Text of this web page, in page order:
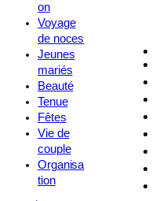
on
Voyage
de noces
Jeunes
mariés
Beauté
Tenue
Fêtes
Vie de
couple
Organisa
tion